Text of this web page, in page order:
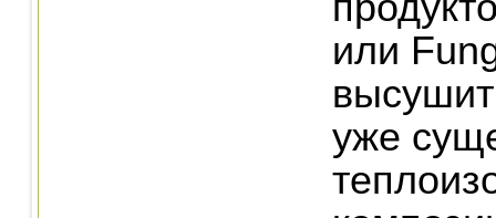
или
уже